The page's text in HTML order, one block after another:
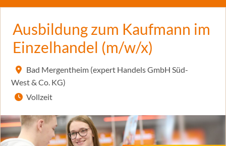
Ausbildung zum Kaufmann im
Einzelhandel (m/w/x)
Bad Mergentheim (expert Handels GmbH Süd-
West & Co. KG)
Vollzeit